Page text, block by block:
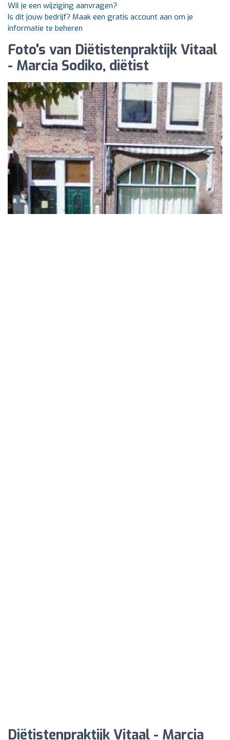
Wil je een wijziging aanvragen?
Is dit jouw bedrijf? Maak een gratis account aan om je
informatie te beheren
Foto's van Diëtistenpraktijk Vitaal
- Marcia Sodiko, diëtist
Diëtistenpraktijk Vitaal - Marcia